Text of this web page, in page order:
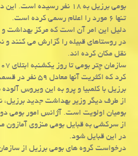
بومی برزیل به ۱۸ نفر رسیده
تنها ۶ مورد را اعلام رسمی کرده است.
دلیل این امر آن است که مرکز بهداشت و
در روستاهای قبیله را گزارش می کنند و
نقل مکان کرده اند.
کرد که اکثریت آنها
برزیل با کلمبیا و پرو به این ویروس
از طرف دیگر وزیر بهداشت جدید برزیل،
بومیان اولویت است. آژانس امور بومی
از سرکشی به قبایل بومی منزوی آمازون
در این قبایل شود.
درخواست گروه های بومی برزیل از